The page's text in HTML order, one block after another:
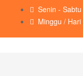
Senin -
Minggu /